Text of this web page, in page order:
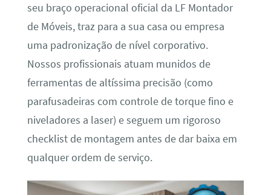
seu braço operacional oficial da LF Montador
de Móveis, traz para a sua casa ou empresa
uma padronização de nível corporativo.
Nossos profissionais atuam munidos de
ferramentas de altíssima precisão (como
parafusadeiras com controle de torque fino e
niveladores a laser) e seguem um rigoroso
checklist de montagem antes de dar baixa em
qualquer ordem de serviço.